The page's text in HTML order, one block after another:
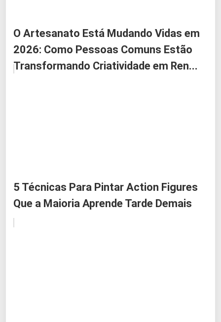
O Artesanato Está Mudando Vidas em
2026: Como Pessoas Comuns Estão
Transformando Criatividade em Ren...
5 Técnicas Para Pintar Action Figures
Que a Maioria Aprende Tarde Demais